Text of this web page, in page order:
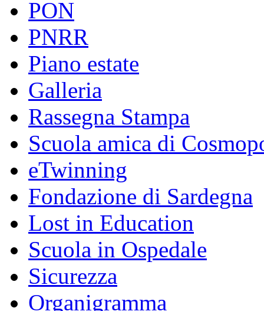
PON
PNRR
Piano estate
Galleria
Rassegna Stampa
Scuola amica di
eTwinning
Fondazione di Sardegna
Lost in Education
Scuola in Ospedale
Sicurezza
Organigramma